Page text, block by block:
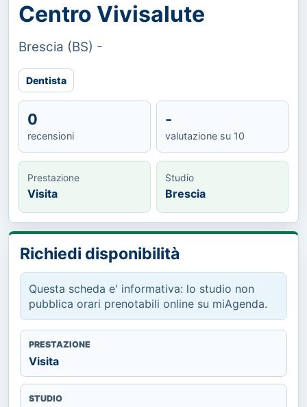
Centro Vivisalute
Brescia (BS) -
Dentista
0
recensioni
-
valutazione su 10
Prestazione
Visita
Studio
Brescia
Richiedi disponibilità
Questa scheda e' informativa: lo studio non
pubblica orari prenotabili online su miAgenda.
PRESTAZIONE
Visita
STUDIO